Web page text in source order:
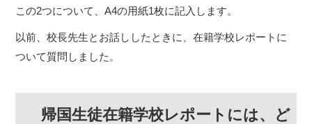
この2つについて、A4の用紙1枚に記入します。
以前、校長先生とお話ししたときに、在籍学校レポートに
ついて質問しました。
帰国生徒在籍学校レポートには、ど